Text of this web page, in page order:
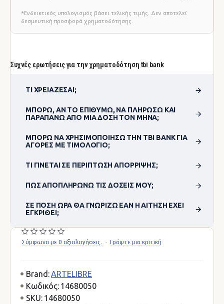
Συχνές ερωτήσεις για την χρηματοδότηση tbi bank
ΤΙ ΧΡΕΙΆΖΕΣΑΙ;
ΜΠΟΡΏ, ΑΝ ΤΟ ΕΠΙΘΥΜΏ, ΝΑ ΠΛΗΡΏΣΩ ΚΑΙ
ΠΑΡΑΠΆΝΩ ΑΠΌ ΜΊΑ ΔΌΣΗ ΤΟΝ ΜΉΝΑ;
ΜΠΟΡΏ ΝΑ ΧΡΗΣΙΜΟΠΟΊΗΣΩ ΤΗΝ TBI BANK ΓΙΑ
ΑΓΟΡΈΣ ΜΕ ΤΙΜΟΛΌΓΙΟ;
ΤΙ ΓΊΝΕΤΑΙ ΣΕ ΠΕΡΊΠΤΩΣΗ ΑΠΌΡΡΙΨΗΣ;
ΠΏΣ ΑΠΟΠΛΗΡΏΝΩ ΤΙΣ ΔΌΣΕΙΣ ΜΟΥ;
ΣΕ ΠΌΣΗ ΏΡΑ ΘΑ ΓΝΩΡΊΖΩ ΕΆΝ Η ΑΊΤΗΣΗ ΈΧΕΙ
ΕΓΚΡΙΘΕΊ;
*Ενδεικτικός υπολογισμός βάσει τελικής τιμής. Δεν αποτελεί
δεσμευτική προσφορά χρηματοδότησης.
Σύμφωνα με 0 αξιολογήσεις. - Γράψτε μια κριτική
Brand:ARTELIBRE
Κωδικός: 14680050
SKU: 14680050